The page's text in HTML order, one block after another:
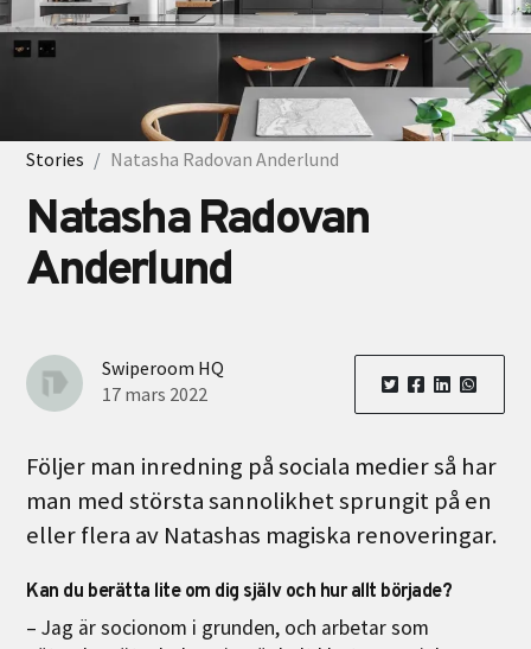
Stories Natasha Radovan Anderlund
Natasha Radovan
Anderlund
Swiperoom HQ
17 mars 2022
Följer man inredning på sociala medier så har
man med största sannolikhet sprungit på en
eller flera av Natashas magiska renoveringar.
Kan du berätta lite om dig själv och hur allt började?
– Jag är socionom i grunden, och arbetar som